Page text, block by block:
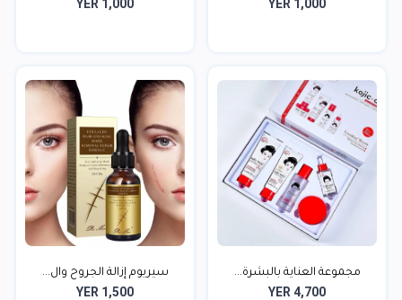
YER 1,000
YER 1,000
مجموعة العناية بالبشرة...
YER 4,700
سيريوم إزالة الجروح وال...
YER 1,500